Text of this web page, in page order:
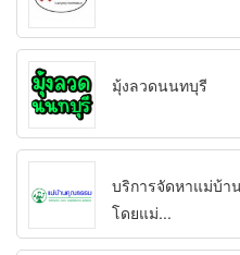
มุ้งลวดนนทบุรี
บริการจัดหาแม่บ้า
โดยแม่...